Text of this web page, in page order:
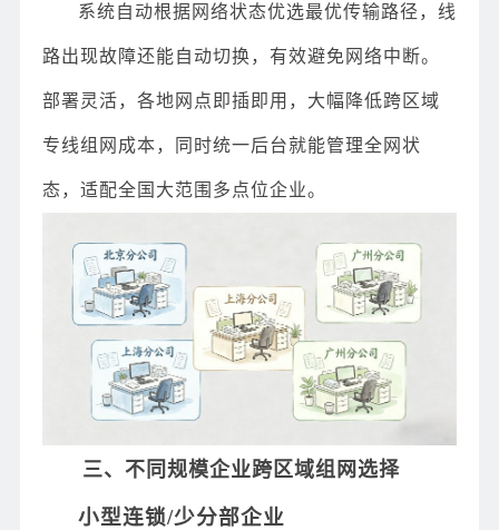
系统自动根据网络状态优选最优传输路径，线
路出现故障还能自动切换，有效避免网络中断。
部署灵活，各地网点即插即用，大幅降低跨区域
专线组网成本，同时统一后台就能管理全网状
态，适配全国大范围多点位企业。
三、不同规模企业跨区域组网选择
小型连锁/少分部企业